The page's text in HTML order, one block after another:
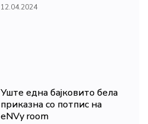
12.04.2024
Уште една бајковито бела
приказна со потпис на
eNVy room